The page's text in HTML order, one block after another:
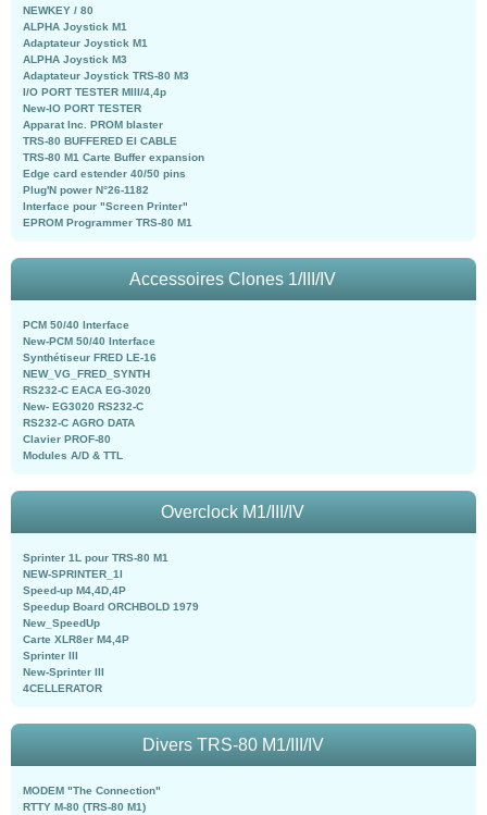
NEWKEY / 80
ALPHA Joystick M1
Adaptateur Joystick M1
ALPHA Joystick M3
Adaptateur Joystick TRS-80 M3
I/O PORT TESTER MIII/4,4p
New-IO PORT TESTER
Apparat Inc. PROM blaster
TRS-80 BUFFERED EI CABLE
TRS-80 M1 Carte Buffer expansion
Edge card estender 40/50 pins
Plug'N power N°26-1182
Interface pour "Screen Printer"
EPROM Programmer TRS-80 M1
Accessoires Clones 1/III/IV
PCM 50/40 Interface
New-PCM 50/40 Interface
Synthétiseur FRED LE-16
NEW_VG_FRED_SYNTH
RS232-C EACA EG-3020
New- EG3020 RS232-C
RS232-C AGRO DATA
Clavier PROF-80
Modules A/D & TTL
Overclock M1/III/IV
Sprinter 1L pour TRS-80 M1
NEW-SPRINTER_1l
Speed-up M4,4D,4P
Speedup Board ORCHBOLD 1979
New_SpeedUp
Carte XLR8er M4,4P
Sprinter III
New-Sprinter III
4CELLERATOR
Divers TRS-80 M1/III/IV
MODEM "The Connection"
RTTY M-80 (TRS-80 M1)